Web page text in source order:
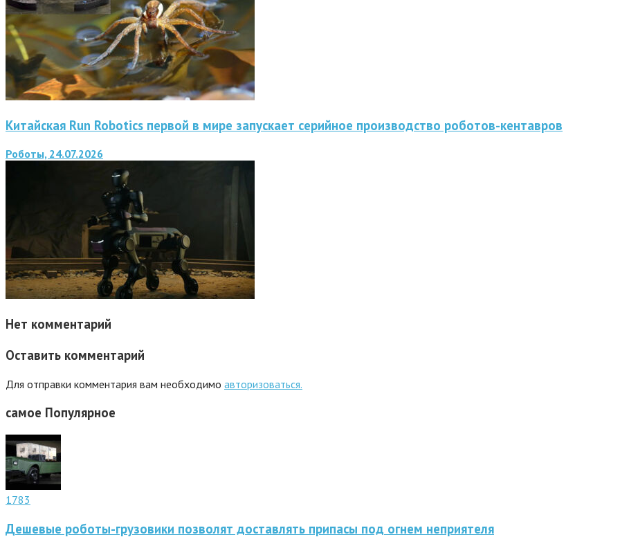
Китайская Run Robotics первой в мире запускает серийное производство роботов-кентавров
Роботы, 24.07.2026
Нет комментарий
Оставить комментарий
Для отправки комментария вам необходимо авторизоваться.
самое Популярное
1783
Дешевые роботы-грузовики позволят доставлять припасы под огнем неприятеля